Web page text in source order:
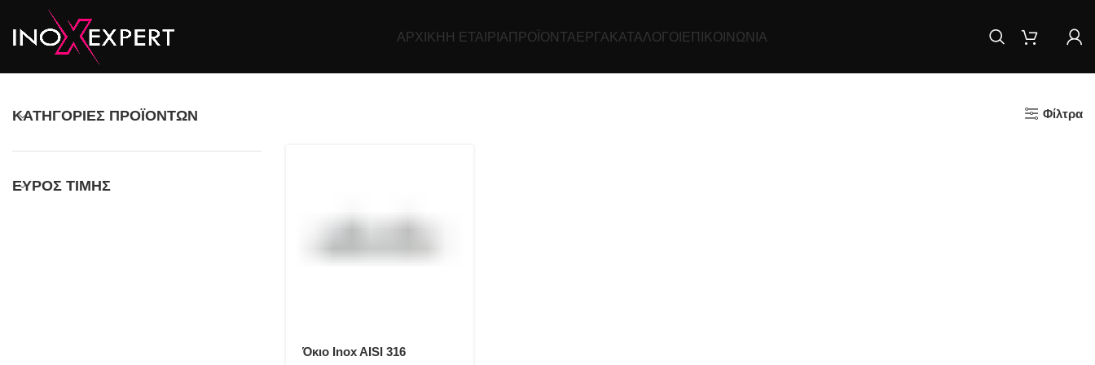
ΑΡΧΙΚΉ Η ΕΤΑΙΡΊΑ ΠΡΟΪΌΝΤΑ ΕΡΓΑ ΚΑΤΆΛΟΓΟΙ ΕΠΙΚΟΙΝΩΝΊΑ
ΚΑΤΗΓΟΡΊΕΣ ΠΡΟΪΌΝΤΩΝ
ΕΎΡΟΣ ΤΙΜΉΣ
Φίλτρα
Όκιο Inox AISI 316